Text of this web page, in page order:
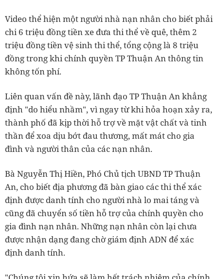
Video thể hiện một người nhà nạn nhân cho biết phải
chi 6 triệu đồng tiền xe đưa thi thể về quê, thêm 2
triệu đồng tiền vệ sinh thi thể, tổng cộng là 8 triệu
đồng trong khi chính quyền TP Thuận An thông tin
không tốn phí.
Liên quan vấn đề này, lãnh đạo TP Thuận An khẳng
định "do hiểu nhầm", vì ngay từ khi hỏa hoạn xảy ra,
thành phố đã kịp thời hỗ trợ về mặt vật chất và tinh
thần để xoa dịu bớt đau thương, mất mát cho gia
đình và người thân của các nạn nhân.
Bà Nguyễn Thị Hiền, Phó Chủ tịch UBND TP Thuận
An, cho biết địa phương đã bàn giao các thi thể xác
định được danh tính cho người nhà lo mai táng và
cũng đã chuyển số tiền hỗ trợ của chính quyền cho
gia đình nạn nhân. Những nạn nhân còn lại chưa
được nhận dạng đang chờ giám định ADN để xác
định danh tính.